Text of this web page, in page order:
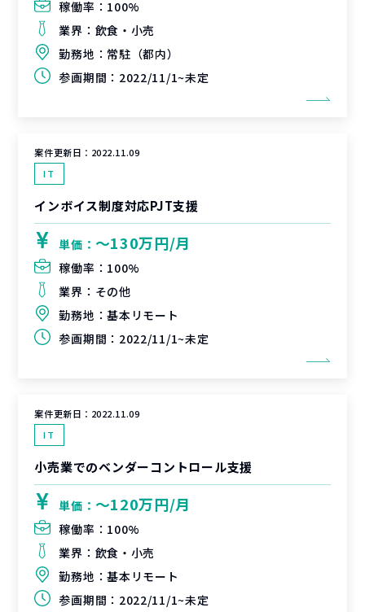
稼働率： 100%
業界： 飲食・小売
勤務地： 常駐（都内）
参画期間： 2022/11/1~未定
案件更新日： 2022.11.09
IT
インボイス制度対応PJT支援
単価： 〜130万円/月
稼働率： 100%
業界： その他
勤務地：基本リモート
参画期間： 2022/11/1~未定
案件更新日： 2022.11.09
IT
小売業でのベンダーコントロール支援
単価： 〜120万円/月
稼働率： 100%
業界： 飲食・小売
勤務地：基本リモート
参画期間： 2022/11/1~未定